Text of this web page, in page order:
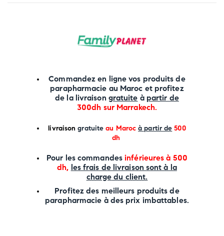
Commandez en ligne vos produits de
parapharmacie au Maroc et profitez
de la livraison gratuite à partir de
300dh sur Marrakech.
livraison gratuite au Maroc à partir de 500
dh
Pour les commandesinférieures à 500
dh, les frais de livraison sont à la
charge du client.
Profitez des meilleurs produits de
parapharmacie à des prix imbattables.